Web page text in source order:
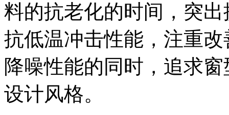
料的抗老化的时间，突
抗低温冲击性能，注重
降噪性能的同时，追求
设计风格。